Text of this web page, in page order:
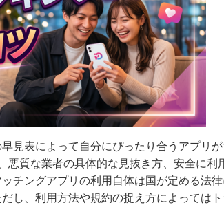
見表によって自分にぴったり合うアプリ
悪質な業者の具体的な見抜き方、安全に利
チングアプリの利用自体は国が定める法
し、利用方法や規約の捉え方によっては